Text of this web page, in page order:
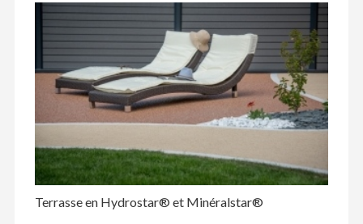
Terrasse en Hydrostar® et Minéralstar®